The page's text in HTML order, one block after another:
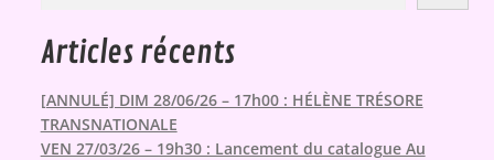
Articles récents
[ANNULÉ] DIM 28/06/26 – 17h00 : HÉLÈNE TRÉSORE
TRANSNATIONALE
VEN 27/03/26 – 19h30 : Lancement du catalogue Au